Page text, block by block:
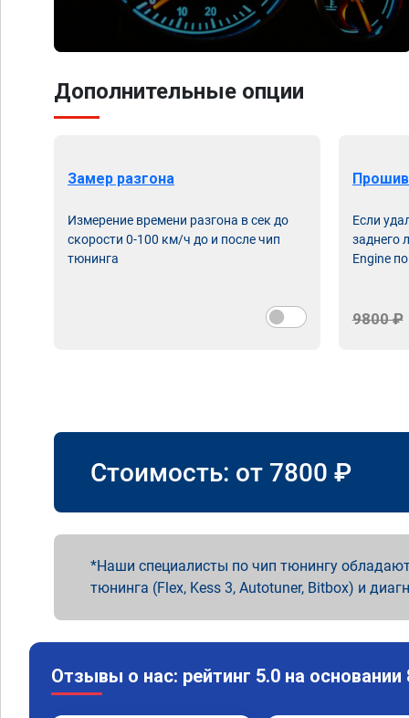
Дополнительные опции
Замер разгона
Измерение времени разгона в сек до
скорости 0-100 км/ч до и после чип
тюнинга
Если
заднего
Engine
9800 ₽
Стоимость: от 7800 ₽
Наши специалисты по чип тюнингу
тюнинга (Flex, Kess 3, Autotuner, Bitbox) и
Отзывы о нас: рейтинг 5.0 на основании